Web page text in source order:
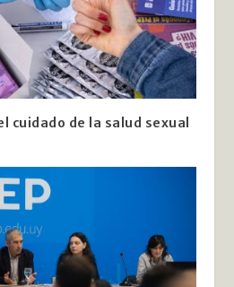
cuidado de la salud sexual